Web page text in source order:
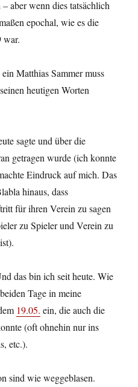
aber wenn dies tatsächlich
epochal, wie es die
war.
Matthias Sammer muss
heutigen Worten
sagte und über die
getragen wurde (ich konnte
Eindruck auf mich. Das
hinaus, dass
für ihren Verein zu sagen
zu Spieler und Verein zu
das bin ich seit heute. Wie
Tage in meine
19.05. ein, die auch die
(oft ohnehin nur ins
etc.).
sind wie weggeblasen.